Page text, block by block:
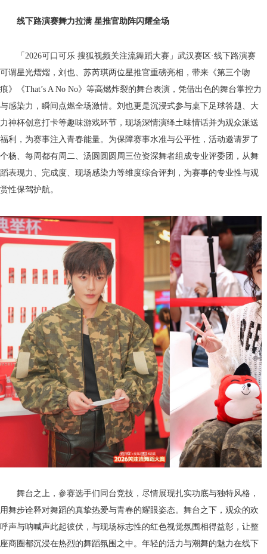
线下路演赛舞力拉满 星推官助阵闪耀全场
「2026可口可乐 搜狐视频关注流舞蹈大赛」武汉赛区·线下路演赛
可谓星光熠熠，刘也、苏芮琪两位星推官重磅亮相，带来《第三个吻
痕》《That’s A No No》等高燃炸裂的舞台表演，凭借出色的舞台掌控力
与感染力，瞬间点燃全场激情。刘也更是沉浸式参与桌下足球答题、大
力神杯创意打卡等趣味游戏环节，现场深情演绎土味情话并为观众派送
福利，为赛事注入青春能量。为保障赛事水准与公平性，活动邀请罗了
个杨、每周都有周二、汤圆圆圆周三位资深舞者组成专业评委团，从舞
蹈表现力、完成度、现场感染力等维度综合评判，为赛事的专业性与观
赏性保驾护航。
舞台之上，参赛选手们同台竞技，尽情展现扎实功底与独特风格，
用舞步诠释对舞蹈的真挚热爱与青春的耀眼姿态。舞台之下，观众的欢
呼声与呐喊声此起彼伏，与现场标志性的红色视觉氛围相得益彰，让整
座商圈都沉浸在热烈的舞蹈氛围之中。年轻的活力与潮舞的魅力在线下